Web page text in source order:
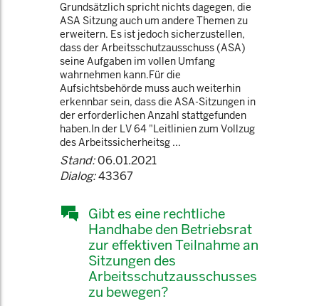
Grundsätzlich spricht nichts dagegen, die
ASA Sitzung auch um andere Themen zu
erweitern. Es ist jedoch sicherzustellen,
dass der Arbeitsschutzausschuss (ASA)
seine Aufgaben im vollen Umfang
wahrnehmen kann.Für die
Aufsichtsbehörde muss auch weiterhin
erkennbar sein, dass die ASA-Sitzungen in
der erforderlichen Anzahl stattgefunden
haben.In der LV 64 "Leitlinien zum Vollzug
des Arbeitssicherheitsg ...
Stand:06.01.2021
Dialog:43367
Gibt es eine rechtliche
Handhabe den Betriebsrat
zur effektiven Teilnahme an
Sitzungen des
Arbeitsschutzausschusses
zu bewegen?